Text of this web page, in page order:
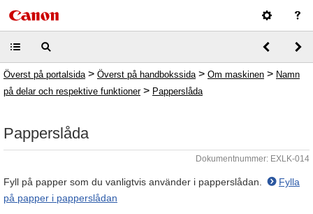
Överst på portalsida > Överst på handbokssida > Om maskinen > Namn
på delar och respektive funktioner> Papperslåda
Papperslåda
Dokumentnummer: EXLK-014
Fyll på papper som du vanligtvis använder i papperslådan.
Fylla
på papper i papperslådan